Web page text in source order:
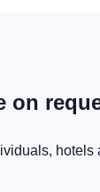
on
hotels